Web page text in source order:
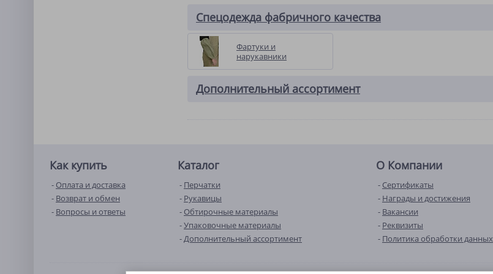
Спецодежда фабричного качества
Фартуки и
нарукавники
Дополнительный ассортимент
Как купить
Оплата и доставка
Возврат и обмен
Вопросы и ответы
Каталог
Перчатки
Рукавицы
Обтирочные материалы
Упаковочные материалы
Дополнительный ассортимент
О Компании
Сертификаты
Награды и достижения
Вакансии
Реквизиты
Политика обработки данных